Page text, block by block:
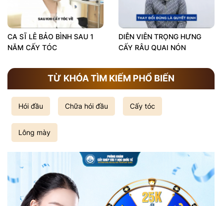
CA SĨ LÊ BẢO BÌNH SAU 1
NĂM CẤY TÓC
DIỄN VIÊN TRỌNG HƯNG
CẤY RÂU QUAI NÓN
TỪ KHÓA TÌM KIẾM PHỔ BIẾN
Hói đầu Chữa hói đầu Cấy tóc
Lông mày